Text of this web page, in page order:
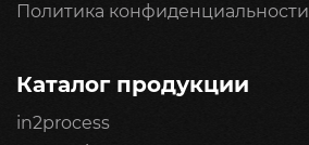
Политика конфиденциальности
Каталог продукции
in2process